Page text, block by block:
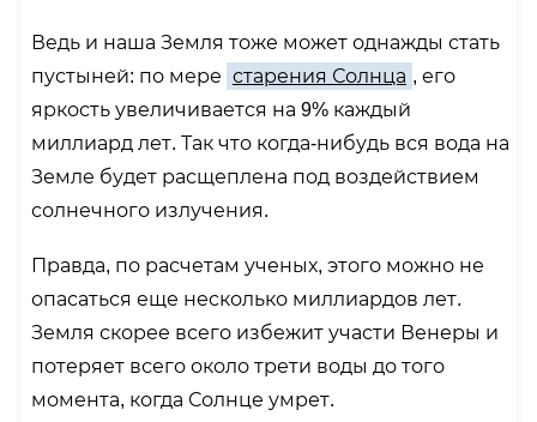
Ведь и наша Земля тоже может однажды стать
пустыней: по мере старения Солнца , его
яркость увеличивается на 9% каждый
миллиард лет. Так что когда-нибудь вся вода на
Земле будет расщеплена под воздействием
солнечного излучения.
Правда, по расчетам ученых, этого можно не
опасаться еще несколько миллиардов лет.
Земля скорее всего избежит участи Венеры и
потеряет всего около трети воды до того
момента, когда Солнце умрет.